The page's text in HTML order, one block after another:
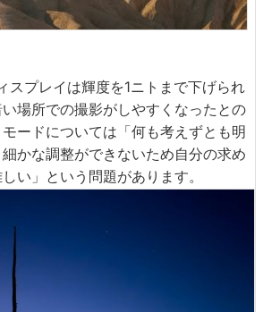
スプレイは輝度を1ニトまで下げられ
場所での撮影がしやすくなったとの
ードについては「何も考えずとも明
かな調整ができないため自分の求め
い」という問題があります。